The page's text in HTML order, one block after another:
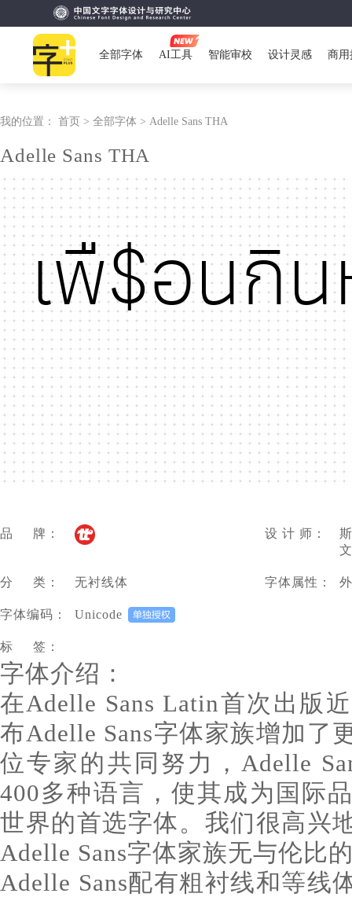
全部字体 AI工具 智能审校 设计灵感 商用
我的位置： 首页 > 全部字体 > Adelle Sans THA
Adelle Sans THA
เพื$อนกิน
品 牌： 设 计 师：
分 类： 无衬线体 字体属性：
字体编码： Unicode
标 签：
字体介绍：
在Adelle Sans Latin首次出版
布Adelle Sans字体家族增加了
位专家的共同努力，Adelle
400多种语言，使其成为国际
世界的首选字体。我们很高兴
Adelle Sans字体家族无与伦比
Adelle Sans配有粗衬线和等线